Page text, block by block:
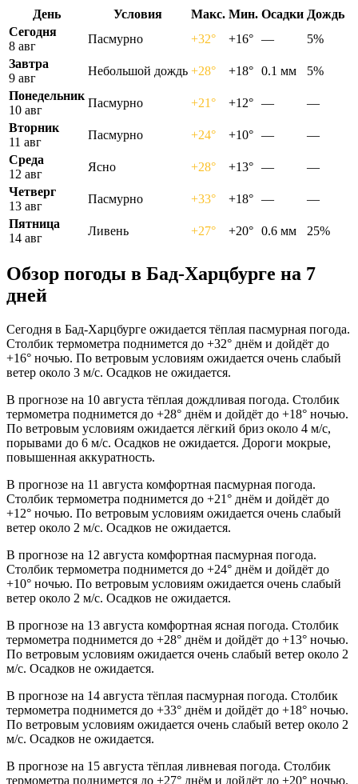
День Условия Макс. Мин. Осадки Дождь
Сегодня
8 авг
Пасмурно +32° +16° —
5%
Завтра
9 авг
Небольшой дождь +28° +18° 0.1 мм
5%
Понедельник
10 авг
Пасмурно +21° +12° —
—
Вторник
11 авг
Пасмурно +24° +10° —
—
Среда
12 авг
Ясно +28° +13° —
—
Четверг
13 авг
Пасмурно +33° +18° —
—
Пятница
14 авг
Ливень +27° +20° 0.6 мм 25%
Обзор погоды в Бад-Харцбурге на 7
дней
Сегодня в Бад-Харцбурге ожидается тёплая пасмурная погода.
Столбик термометра поднимется до +32° днём и дойдёт до
+16° ночью. По ветровым условиям ожидается очень слабый
ветер около 3 м/с. Осадков не ожидается.
В прогнозе на 10 августа тёплая дождливая погода. Столбик
термометра поднимется до +28° днём и дойдёт до +18° ночью.
По ветровым условиям ожидается лёгкий бриз около 4 м/с,
порывами до 6 м/с. Осадков не ожидается. Дороги мокрые,
повышенная аккуратность.
В прогнозе на 11 августа комфортная пасмурная погода.
Столбик термометра поднимется до +21° днём и дойдёт до
+12° ночью. По ветровым условиям ожидается очень слабый
ветер около 2 м/с. Осадков не ожидается.
В прогнозе на 12 августа комфортная пасмурная погода.
Столбик термометра поднимется до +24° днём и дойдёт до
+10° ночью. По ветровым условиям ожидается очень слабый
ветер около 2 м/с. Осадков не ожидается.
В прогнозе на 13 августа комфортная ясная погода. Столбик
термометра поднимется до +28° днём и дойдёт до +13° ночью.
По ветровым условиям ожидается очень слабый ветер около 2
м/с. Осадков не ожидается.
В прогнозе на 14 августа тёплая пасмурная погода. Столбик
термометра поднимется до +33° днём и дойдёт до +18° ночью.
По ветровым условиям ожидается очень слабый ветер около 2
м/с. Осадков не ожидается.
В прогнозе на 15 августа тёплая ливневая погода. Столбик
термометра поднимется до +27° днём и дойдёт до +20° ночью.